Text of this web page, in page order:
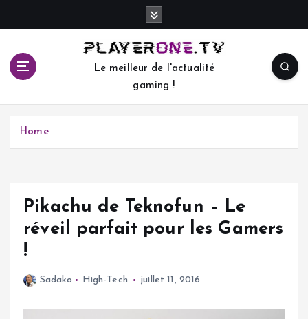
c
Le meilleur de l'actualité
gaming !
Home
Pikachu de Teknofun – Le
réveil parfait pour les Gamers
!
Sadako High-Tech juillet 11, 2016